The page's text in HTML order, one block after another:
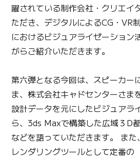
躍されている制作会社・クリエイ
ただき、デジタルによるCG・VR
におけるビジュアライゼーション
がらご紹介いただきます。
第六弾となる今回は、スピーカー
ま、株式会社キャドセンターさま
設計データを元にしたビジュアラ
ら、3ds Maxで構築した広域３D
などを語っていただきます。 ま
レンダリングツールとして定番の